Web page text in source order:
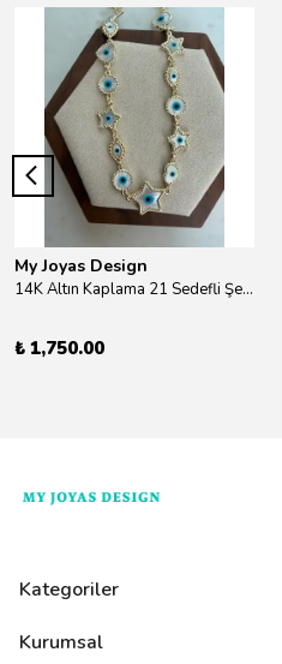
My Joyas Design
14K Altın Kaplama 21 Sedefli Şekiller Kolye 46cm
₺ 1,750.00
Kategoriler
Kurumsal